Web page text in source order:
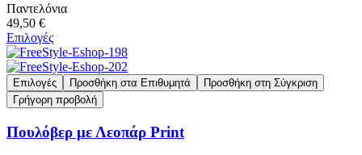
Παντελόνια
49,50 €
Επιλογές
Επιλογές Προσθήκη στα Επιθυμητά
Προσθήκη στη Σύγκριση
Γρήγορη προβολή
Πουλόβερ με Λεοπάρ Print